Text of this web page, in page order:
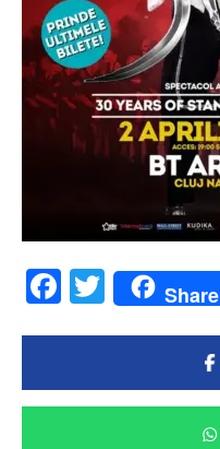
Facebook
Twitter
Share